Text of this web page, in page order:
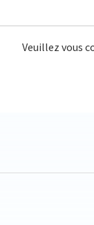
Veuillez vous